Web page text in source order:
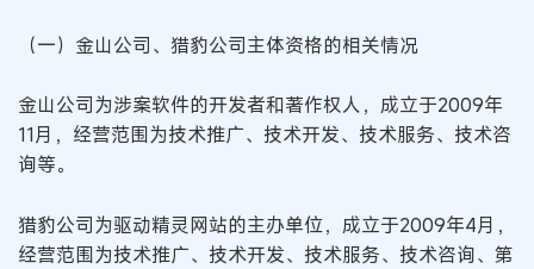
（一）金山公司、猎豹公司主体资格的相关情况
金山公司为涉案软件的开发者和著作权人，成立于2009年
11月，经营范围为技术推广、技术开发、技术服务、技术咨
询等。
猎豹公司为驱动精灵网站的主办单位，成立于2009年4月，
经营范围为技术推广、技术开发、技术服务、技术咨询、第